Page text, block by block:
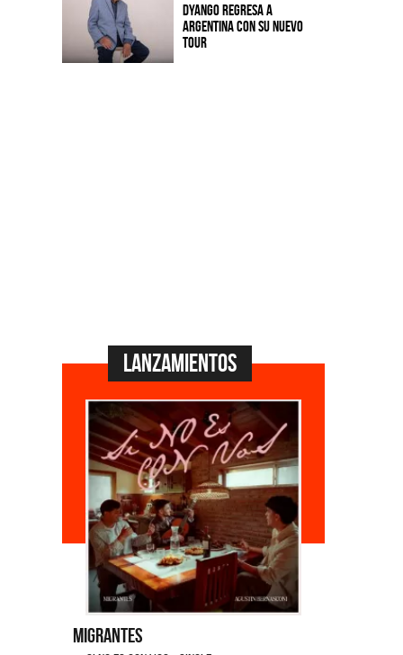
Dyango regresa a
Argentina con su nuevo
tour
Lanzamientos
Migrantes